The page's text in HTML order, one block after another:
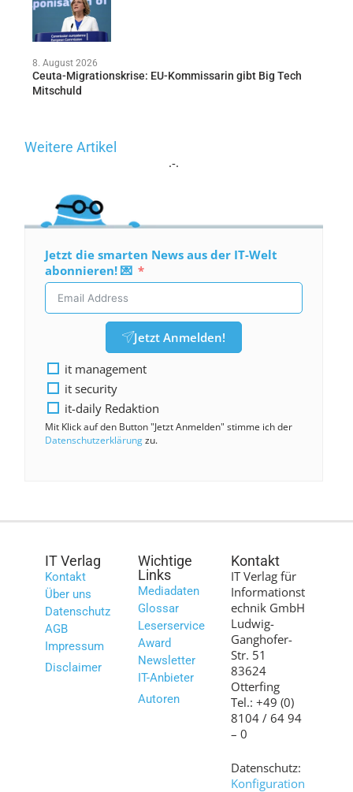
8. August 2026
Ceuta-Migrationskrise: EU-Kommissarin gibt Big Tech
Mitschuld
Weitere Artikel
.-.
Jetzt die smarten News aus der IT-Welt
abonnieren! 💌
Jetzt Anmelden!
it management
it security
it-daily Redaktion
Mit Klick auf den Button "Jetzt Anmelden" stimme ich der
Datenschutzerklärungzu.
IT Verlag
Kontakt
Über uns
Datenschutz
AGB
Impressum
Disclaimer
Wichtige
Links
Mediadaten
Glossar
Leserservice
Award
Newsletter
IT-Anbieter
Autoren
Kontakt
IT Verlag für
Informationst
echnik GmbH
Ludwig-
Ganghofer-
Str. 51
83624
Otterfing
Tel.: +49 (0)
8104 / 64 94
– 0
Datenschutz:
Konfiguration